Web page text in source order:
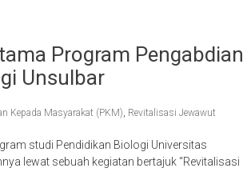
Program Pengabdian
Unsulbar
Kepada Masyarakat (PKM), Revitalisasi Jewawut
studi Pendidikan Biologi Universitas
lewat sebuah kegiatan bertajuk “Revitalisasi